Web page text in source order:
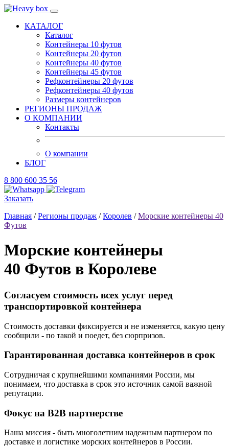
КАТАЛОГ
Каталог
Контейнеры 10 футов
Контейнеры 20 футов
Контейнеры 40 футов
Контейнеры 45 футов
Рефконтейнеры 20 футов
Рефконтейнеры 40 футов
Размеры контейнеров
РЕГИОНЫ ПРОДАЖ
О КОМПАНИИ
Контакты
О компании
БЛОГ
8 800 600 35 56
Заказать
Главная /Регионы продаж /Королев /Морские контейнеры 40
Футов
Морские контейнеры
40 Футов в Королеве
Согласуем стоимость всех услуг перед
транспортировкой контейнера
Стоимость доставки фиксируется и не изменяется, какую цену
сообщили - по такой и поедет, без сюрпризов.
Гарантированная доставка контейнеров в срок
Сотрудничая с крупнейшими компаниями России, мы
понимаем, что доставка в срок это источник самой важной
репутации.
Фокус на B2B партнерстве
Наша миссия - быть многолетним надежным партнером по
доставке и логистике морских контейнеров в России.